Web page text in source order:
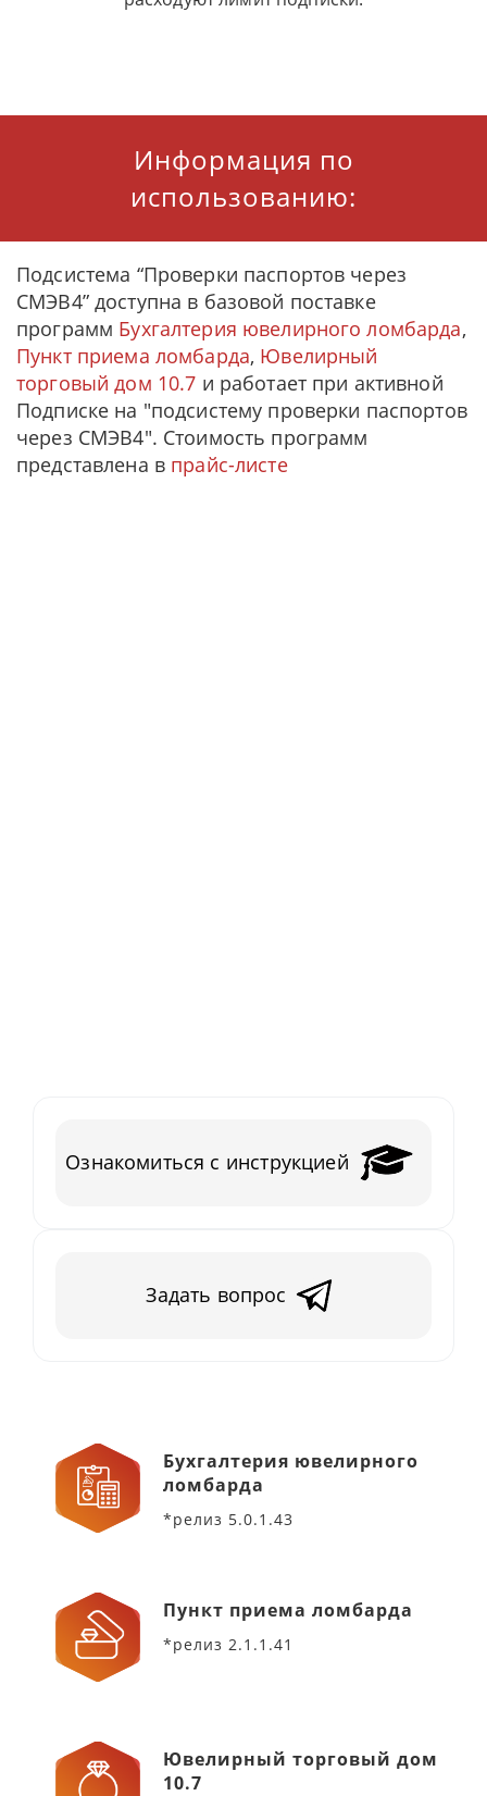
Информация по
использованию:
Подсистема “Проверки паспортов через
СМЭВ4” доступна в базовой поставке
программ Бухгалтерия ювелирного ломбарда,
Пункт приема ломбарда, Ювелирный
торговый дом 10.7 и работает при активной
Подписке на "подсистему проверки паспортов
через СМЭВ4". Стоимость программ
представлена в прайс-листе
Ознакомиться с инструкцией
Задать вопрос
Бухгалтерия ювелирного
ломбарда
*релиз 5.0.1.43
Пункт приема ломбарда
*релиз 2.1.1.41
Ювелирный торговый дом
10.7